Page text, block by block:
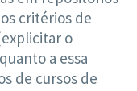
critérios de
o
a essa
de cursos de